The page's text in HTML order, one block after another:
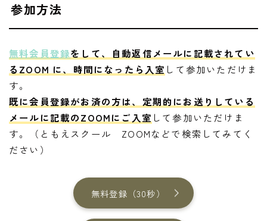
参加方法
無料会員登録をして、自動返信メールに記載されてい
るZOOM に、時間になったら入室 して参加いただけま
す。
既に会員登録がお済の方は、定期的にお送りしている
メールに記載のZOOMにご入室 して参加いただけま
す。（ともえスクール ZOOMなどで検索してみてく
ださい）
無料登録（30秒）